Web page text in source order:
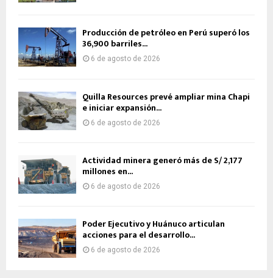
Producción de petróleo en Perú superó los
36,900 barriles...
6 de agosto de 2026
Quilla Resources prevé ampliar mina Chapi
e iniciar expansión...
6 de agosto de 2026
Actividad minera generó más de S/ 2,177
millones en...
6 de agosto de 2026
Poder Ejecutivo y Huánuco articulan
acciones para el desarrollo...
6 de agosto de 2026